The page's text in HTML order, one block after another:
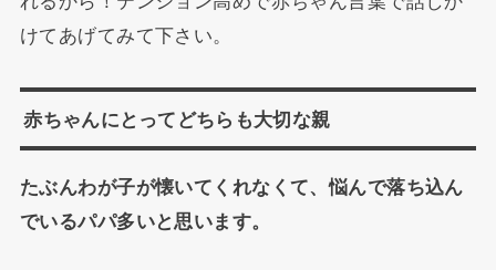
けてあげてみて下さい。
赤ちゃんにとってどちらも大切な親
たぶんわが子が懐いてくれなくて、悩んで落ち込ん
でいるパパ多いと思います。